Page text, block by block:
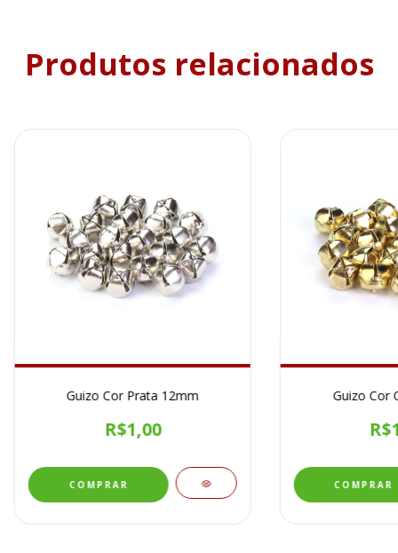
Produtos relacionados
Guizo Cor Prata 12mm
R$1,00
Guizo Cor